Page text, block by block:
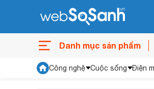
Danh mục sản phẩm
Công nghệ Cuộc sống Điện